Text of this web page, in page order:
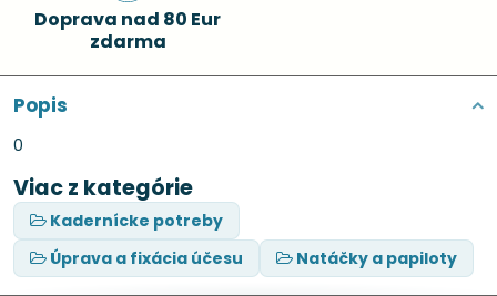
Doprava nad 80 Eur
zdarma
Popis
0
Viac z kategórie
Kadernícke potreby
Úprava a fixácia účesu
Natáčky a papiloty